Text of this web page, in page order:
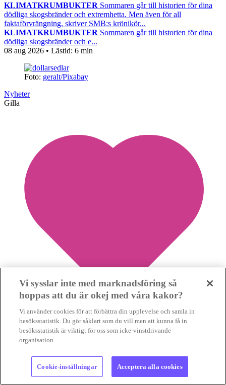
KLIMATKRUMBUKTER Sommaren går till historien för dina
dödliga skogsbränder och extremhetta. Men även för all
faktaförvrängning, skriver SMB:s krönikör...
KLIMATKRUMBUKTER Sommaren går till historien för dina
dödliga skogsbränder och e...
08 aug 2026 • Lästid: 6 min
Foto: geralt/Pixabay
Nyheter
Gilla
Spara nyhet
Vi sysslar inte med marknadsföring så
hoppas att du är okej med våra kakor?
Vi använder cookies för att förbättra din upplevelse och samla in
besöksstatistik. Du gör såklart som du vill men att kunna få in
besöksstatistik är viktigt för oss som icke-vinstdrivande
organisation.
Cookie-inställningar Acceptera alla cookies